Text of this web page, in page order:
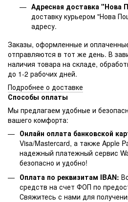
Адресная доставка "Нова
доставку курьером "Нова
адресу.
Заказы, оформленные и
отправляются в тот же день. В
наличия товара на складе,
до 1-2 рабочих дней.
Подробнее о доставке
Способы оплаты
Мы предлагаем удобные и
вашего комфорта:
Онлайн оплата банковской
Visa/Mastercard, а также Apple
надежный платежный сервис
безопасно и удобно!
Оплата по реквизитам IBAN:
средств на счет ФОП по
Свяжитесь с нами для